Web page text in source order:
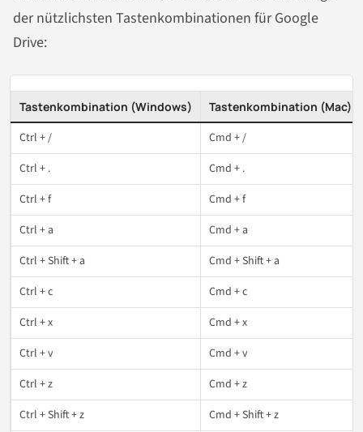
der nützlichsten Tastenkombinationen für Google
Drive:
Tastenkombination (Windows) Tastenkombination (Mac)
Ctrl + /
Cmd + /
Ctrl + .
Cmd + .
Ctrl + f
Cmd + f
Ctrl + a
Cmd + a
Ctrl + Shift + a
Cmd + Shift + a
Ctrl + c
Cmd + c
Ctrl + x
Cmd + x
Ctrl + v
Cmd + v
Ctrl + z
Cmd + z
Ctrl + Shift + z
Cmd + Shift + z